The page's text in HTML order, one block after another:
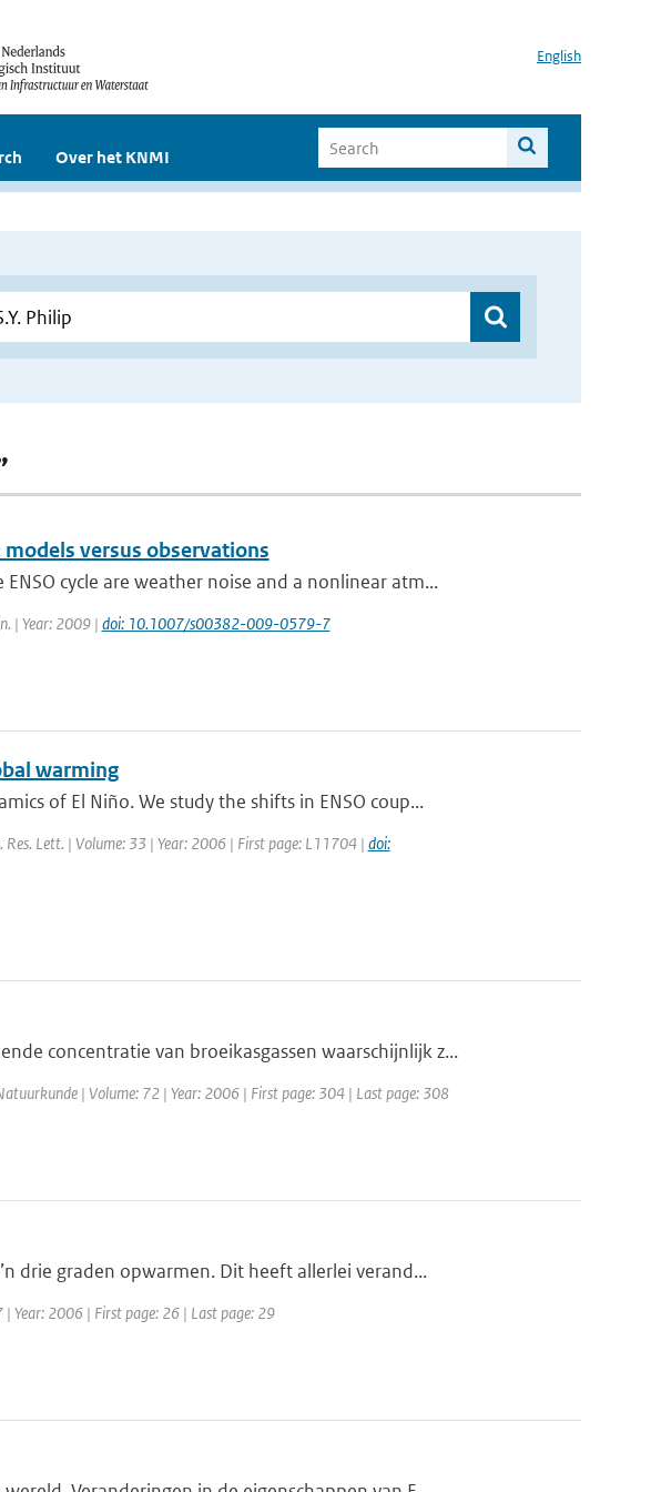
English
Over het KNMI
models versus observations
cycle are weather noise and a nonlinear atm...
| Year: 2009 | doi: 10.1007/s00382-009-0579-7
warming
of El Niño. We study the shifts in ENSO coup...
Res. Lett. | Volume: 33 | Year: 2006 | First page: L11704 | doi:
concentratie van broeikasgassen waarschijnlijk z...
| Volume: 72 | Year: 2006 | First page: 304 | Last page: 308
drie graden opwarmen. Dit heeft allerlei verand...
Year: 2006 | First page: 26 | Last page: 29